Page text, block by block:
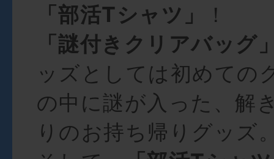
「部活Tシャツ」
！
「謎付きクリアバッグ
ッズとしては初めての
の中に謎が入った、解
りのお持ち帰りグッズ